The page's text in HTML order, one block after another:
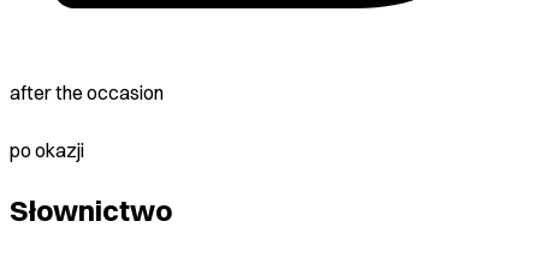
after the occasion
po okazji
Słownictwo